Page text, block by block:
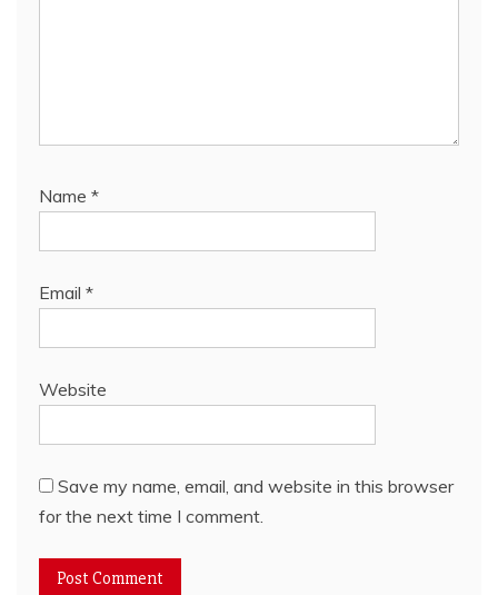
Name *
Email *
Website
Save my name, email, and website in this browser
for the next time I comment.